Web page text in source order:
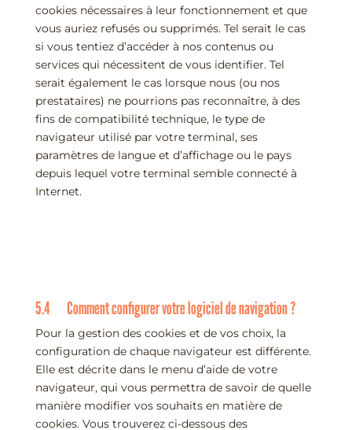
cookies nécessaires à leur fonctionnement et que
vous auriez refusés ou supprimés. Tel serait le cas
si vous tentiez d’accéder à nos contenus ou
services qui nécessitent de vous identifier. Tel
serait également le cas lorsque nous (ou nos
prestataires) ne pourrions pas reconnaître, à des
fins de compatibilité technique, le type de
navigateur utilisé par votre terminal, ses
paramètres de langue et d’affichage ou le pays
depuis lequel votre terminal semble connecté à
Internet.
5.4 Comment configurer votre logiciel de navigation ?
Pour la gestion des cookies et de vos choix, la
configuration de chaque navigateur est différente.
Elle est décrite dans le menu d’aide de votre
navigateur, qui vous permettra de savoir de quelle
manière modifier vos souhaits en matière de
cookies. Vous trouverez ci-dessous des